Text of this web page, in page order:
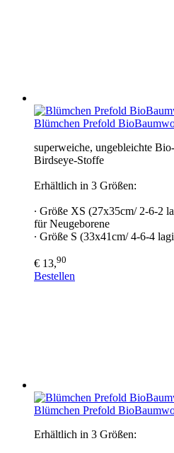
Blümchen Prefold
superweiche, ungebleichte
Birdseye-Stoffe
Erhältlich in 3 Größen:
∙ Größe XS (27x35cm/ 2-6-2
für Neugeborene
∙ Größe S (33x41cm/ 4-6-4
€ 13,90
Bestellen
Blümchen Prefold
Erhältlich in 3 Größen: